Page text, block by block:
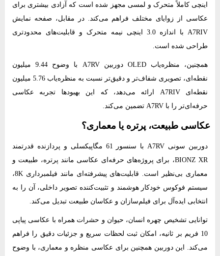
اینچی کاملاً متحرک و لمسی مجهز شده است که آزادی بیشتری برای
عکاسی از زوایای مختلف فراهم می‌کند. در مقابل، صفحه نمایش
A7RIV با اندازه 3.0 اینچی نیمه متحرک و قابلیت‌های محدودتری
طراحی شده است.
همچنین، منظره‌یاب OLED دوربین A7RV با وضوح 9.44 میلیون
نقطه‌ای، تصویری شفاف‌تر و دقیق‌تر نسبت به منظره‌یاب 5.76 میلیون
نقطه‌ای A7RIV ارائه می‌دهد، که این بهبودها تجربه عکاسی
حرفه‌ای‌تر را با A7RV تضمین می‌کند.
عکاسی طبیعت، پرتره یا معماری؟
دوربین سونی A7RV با سنسور 61 مگاپیکسلی و پردازنده قدرتمند
BIONZ XR، برای پروژه‌های حرفه‌ای عکاسی مانند پرتره، طبیعت و
معماری بی‌نظیر است. قابلیت‌های پیشرفته‌ای مانند فیلمبرداری 8K،
سیستم فوکوس خودکار هوشمند و تثبیت‌کننده تصویر داخلی، آن را به
انتخابی ایده‌آل برای فیلم‌سازان و عکاسان طبیعت تبدیل می‌کند.
توانایی تشخیص چهره انسان، حیوان و حشرات همراه با عکاسی پیاپی
10 فریم بر ثانیه، امکان ثبت لحظات سریع و جزئیات دقیق را فراهم
می‌کند. این دوربین همچنین برای عکاسی منظره و معماری، با وضوح